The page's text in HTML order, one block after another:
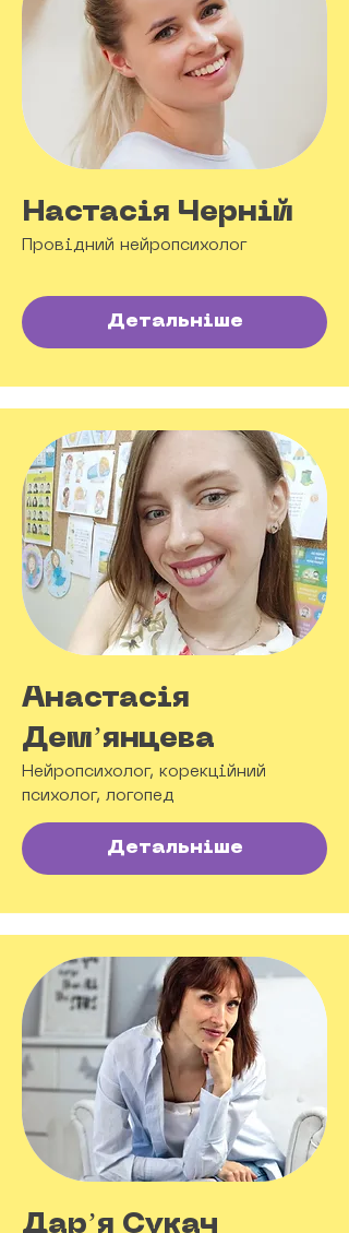
Настасія Черній
Провідний нейропсихолог
Детальніше
Анастасія
Демʼянцева
Нейропсихолог, корекційний
психолог, логопед
Детальніше
Дарʼя Сукач